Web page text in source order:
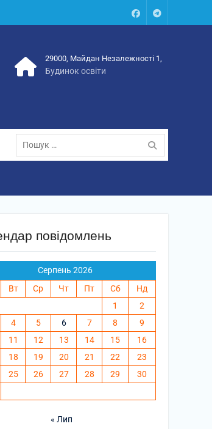
FacebookTalegram
29000, Майдан Незалежності 1,
Будинок освіти
Пошук:
повідомлень
Серпень 2026
Вт Ср Чт Пт Сб
Нд
1
2
4 5 6 7 8
9
11 12 13 14 15
16
18 19 20 21 22
23
25 26 27 28 29
30
« Лип